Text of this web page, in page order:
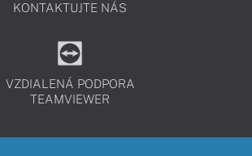
KONTAKTUJTE NÁS
VZDIALENÁ PODPORA
TEAMVIEWER